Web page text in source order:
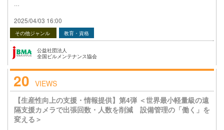
2025/04/03 16:00
その他ジャンル 教育・資格
公益社団法人
全国ビルメンテナンス協会
20 VIEWS
【生産性向上の支援・情報提供】第4弾 ＜世界最小軽量級の遠
隔支援カメラで出張回数・人数を削減 設備管理の「働く」を
変える＞